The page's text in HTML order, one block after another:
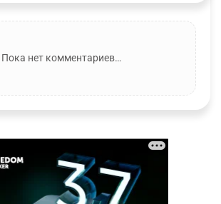
Пока нет комментариев…